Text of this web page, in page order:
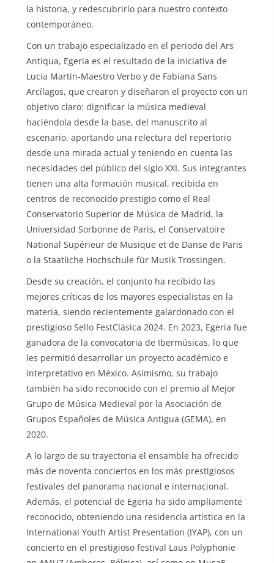
la historia, y redescubrirlo para nuestro contexto
contemporáneo.
Con un trabajo especializado en el periodo del Ars
Antiqua, Egeria es el resultado de la iniciativa de
Lucía Martín-Maestro Verbo y de Fabiana Sans
Arcílagos, que crearon y diseñaron el proyecto con un
objetivo claro: dignificar la música medieval
haciéndola desde la base, del manuscrito al
escenario, aportando una relectura del repertorio
desde una mirada actual y teniendo en cuenta las
necesidades del público del siglo XXI. Sus integrantes
tienen una alta formación musical, recibida en
centros de reconocido prestigio como el Real
Conservatorio Superior de Música de Madrid, la
Universidad Sorbonne de Paris, el Conservatoire
National Supérieur de Musique et de Danse de Paris
o la Staatliche Hochschule für Musik Trossingen.
Desde su creación, el conjunto ha recibido las
mejores críticas de los mayores especialistas en la
materia, siendo recientemente galardonado con el
prestigioso Sello FestClásica 2024. En 2023, Egeria fue
ganadora de la convocatoria de Ibermúsicas, lo que
les permitió desarrollar un proyecto académico e
interpretativo en México. Asimismo, su trabajo
también ha sido reconocido con el premio al Mejor
Grupo de Música Medieval por la Asociación de
Grupos Españoles de Música Antigua (GEMA), en
2020.
A lo largo de su trayectoria el ensamble ha ofrecido
más de noventa conciertos en los más prestigiosos
festivales del panorama nacional e internacional.
Además, el potencial de Egeria ha sido ampliamente
reconocido, obteniendo una residencia artística en la
International Youth Artist Presentation (IYAP), con un
concierto en el prestigioso festival Laus Polyphonie